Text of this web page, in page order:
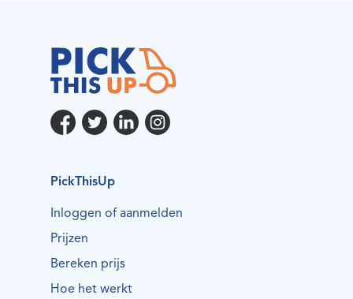
PickThisUp
Inloggen of aanmelden
Prijzen
Bereken prijs
Hoe het werkt